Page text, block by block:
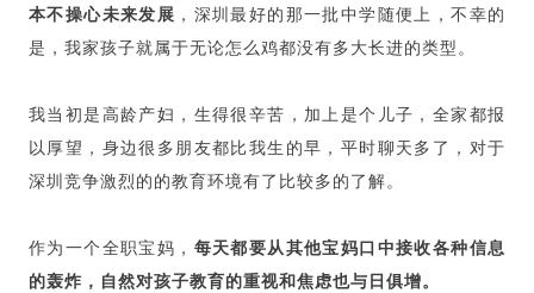
本不操心未来发展 ，深圳最好的那一批中学随便上，不幸的
是，我家孩子就属于无论怎么鸡都没有多大长进的类型。
我当初是高龄产妇，生得很辛苦，加上是个儿子，全家都报
以厚望，身边很多朋友都比我生的早，平时聊天多了，对于
深圳竞争激烈的的教育环境有了比较多的了解。
作为一个全职宝妈， 每天都要从其他宝妈口中接收各种信息
的轰炸，自然对孩子教育的重视和焦虑也与日俱增。